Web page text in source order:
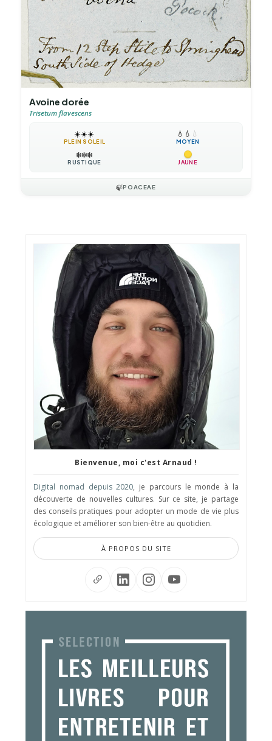
Avoine dorée
Trisetum flavescens
☀️☀️☀️
PLEIN SOLEIL
💧 💧 💧
MOYEN
❄️❄️❄️
RUSTIQUE JAUNE
🍃POACEAE
Bienvenue, moi c'est Arnaud !
Digital nomad depuis 2020, je parcours le monde à la
découverte de nouvelles cultures. Sur ce site, je partage
des conseils pratiques pour adopter un mode de vie plus
écologique et améliorer son bien-être au quotidien.
À PROPOS DU SITE